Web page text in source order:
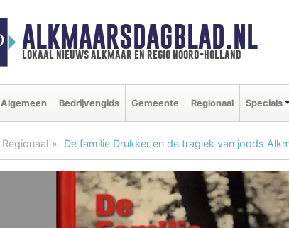
ALKMAARSDAGBLAD.NL
lokaal nieuws alkmaar en regio noord-holland
Algemeen Bedrijvengids Gemeente Regionaal Specials
Regionaal De familie Drukker en de tragiek van joods